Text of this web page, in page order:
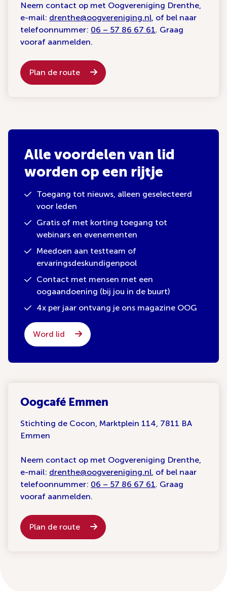
Neem contact op met Oogvereniging Drenthe,
e-mail: drenthe@oogvereniging.nl, of bel naar
telefoonnummer: 06 – 57 86 67 61. Graag
vooraf aanmelden.
Plan de route
Alle voordelen van lid
worden op een rijtje
Toegang tot nieuws, alleen geselecteerd
voor leden
Gratis of met korting toegang tot
webinars en evenementen
Meedoen aan testteam of
ervaringsdeskundigenpool
Contact met mensen met een
oogaandoening (bij jou in de buurt)
4x per jaar ontvang je ons magazine OOG
Word lid
Oogcafé Emmen
Stichting de Cocon, Marktplein 114, 7811 BA
Emmen
Neem contact op met Oogvereniging Drenthe,
e-mail: drenthe@oogvereniging.nl, of bel naar
telefoonnummer: 06 – 57 86 67 61. Graag
vooraf aanmelden.
Plan de route